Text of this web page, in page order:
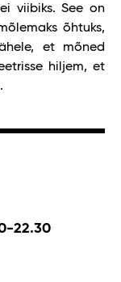
viibiks. See on
õhtuks,
et mõned
hiljem, et
22.30